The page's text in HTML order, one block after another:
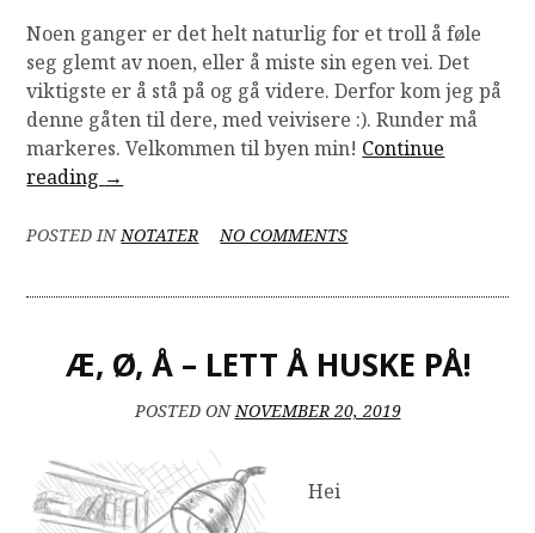
Noen ganger er det helt naturlig for et troll å føle
seg glemt av noen, eller å miste sin egen vei. Det
viktigste er å stå på og gå videre. Derfor kom jeg på
denne gåten til dere, med veivisere :). Runder må
markeres. Velkommen til byen min! Continue
reading “Hvor
biblioteket?”
→
POSTED INNOTATER NO COMMENTSON
Æ, Ø, Å – LETT Å HUSKE PÅ!
POSTED ONNOVEMBER 20, 2019
Hei